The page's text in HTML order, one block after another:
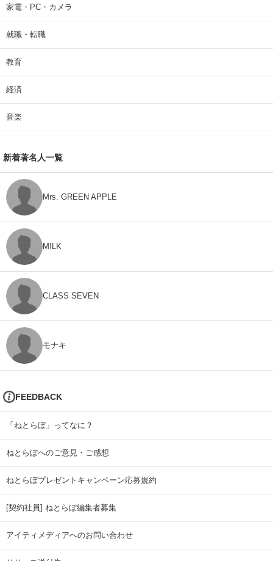
家電・PC・カメラ
就職・転職
教育
経済
音楽
新着著名人一覧
Mrs. GREEN APPLE
M!LK
CLASS SEVEN
モナキ
FEEDBACK
「ねとらぼ」ってなに？
ねとらぼへのご意見・ご感想
ねとらぼプレゼントキャンペーン応募規約
[契約社員] ねとらぼ編集者募集
アイティメディアへのお問い合わせ